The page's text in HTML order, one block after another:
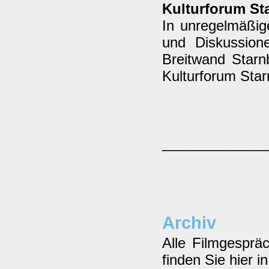
Kulturforum
In
und
Breitwand
Kulturforum
Archiv
Alle
finden Sie hier